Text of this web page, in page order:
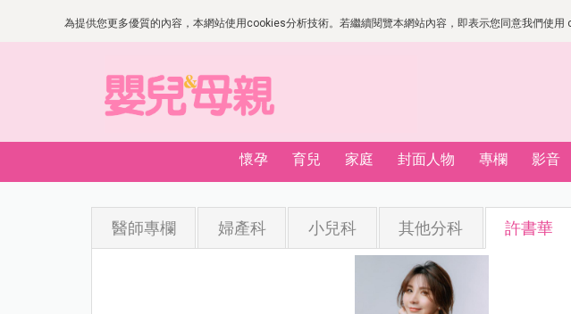
為提供您更多優質的內容，本網站使用cookies分析技術。若繼續閱覽本網站內容，即表示您同意我們使
懷孕 育兒 家庭 封面人物 專欄 影音
醫師專欄 婦產科 小兒科 其他分科 許書華